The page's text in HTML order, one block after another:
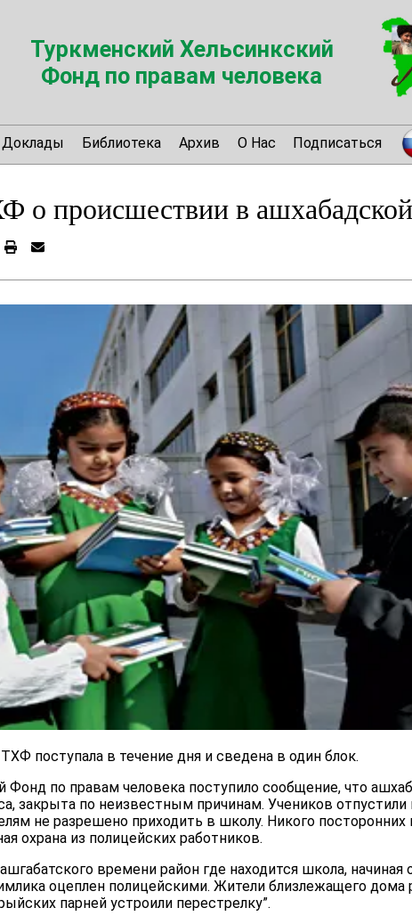
Туркменский Хельсинкский
Фонд по правам человека
Доклады Библиотека Архив О Нас Подписаться
о происшествии в
поступала в течение дня и сведена в один блок.
Фонд по правам человека поступило сообщение, что
закрыта по неизвестным причинам. Учеников отпустили
не разрешено приходить в школу. Никого
охрана из полицейских работников.
времени район где находится школа, начиная
оцеплен полицейскими. Жители близлежащего дома
парней устроили перестрелку”.